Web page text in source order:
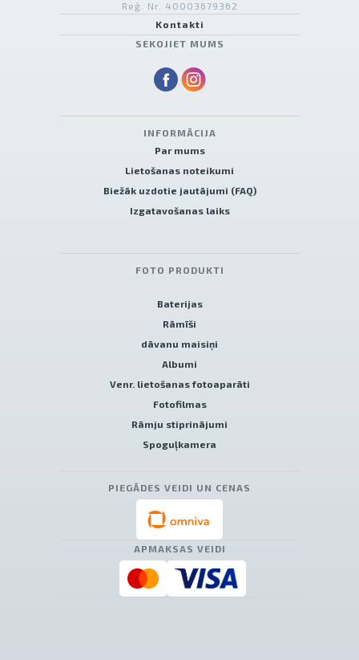
Reģ. Nr. 40003679362
Kontakti
SEKOJIET MUMS
INFORMĀCIJA
Par mums
Lietošanas noteikumi
Biežāk uzdotie jautājumi (FAQ)
Izgatavošanas laiks
FOTO PRODUKTI
Baterijas
Rāmīši
dāvanu maisiņi
Albumi
Venr. lietošanas fotoaparāti
Fotofilmas
Rāmju stiprinājumi
Spoguļkamera
PIEGĀDES VEIDI UN CENAS
APMAKSAS VEIDI